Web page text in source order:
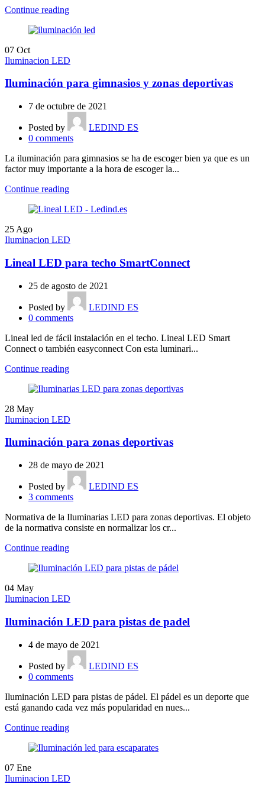
Continue reading
07 Oct
Iluminacion LED
Iluminación para gimnasios y zonas deportivas
7 de octubre de 2021
Posted by
LEDIND ES
0 comments
La iluminación para gimnasios se ha de escoger bien ya que es un
factor muy importante a la hora de escoger la...
Continue reading
25 Ago
Iluminacion LED
Lineal LED para techo SmartConnect
25 de agosto de 2021
Posted by
LEDIND ES
0 comments
Lineal led de fácil instalación en el techo. Lineal LED Smart
Connect o también easyconnect Con esta luminari...
Continue reading
28 May
Iluminacion LED
Iluminación para zonas deportivas
28 de mayo de 2021
Posted by
LEDIND ES
3 comments
Normativa de la Iluminarias LED para zonas deportivas. El objeto
de la normativa consiste en normalizar los cr...
Continue reading
04 May
Iluminacion LED
Iluminación LED para pistas de padel
4 de mayo de 2021
Posted by
LEDIND ES
0 comments
Iluminación LED para pistas de pádel. El pádel es un deporte que
está ganando cada vez más popularidad en nues...
Continue reading
07 Ene
Iluminacion LED